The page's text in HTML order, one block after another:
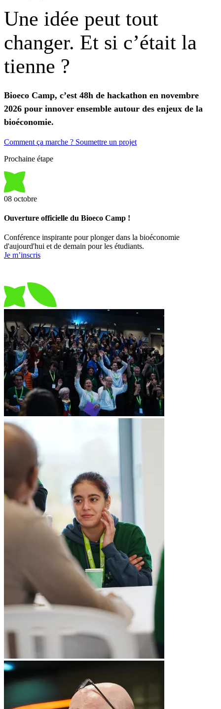
Une idée peut tout
changer. Et si c’était la
tienne ?
Bioeco Camp, c’est 48h de hackathon en novembre
2026 pour innover ensemble autour des enjeux de la
bioéconomie.
Comment ça marche ? Soumettre un projet
Prochaine étape
08 octobre
Ouverture officielle du Bioeco Camp !
Conférence inspirante pour plonger dans la bioéconomie
d'aujourd'hui et de demain pour les étudiants.
Je m’inscris